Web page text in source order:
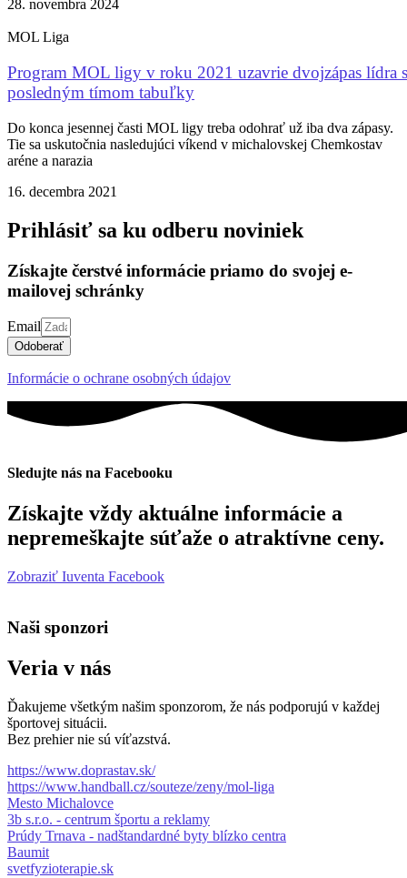
28. novembra 2024
MOL Liga
Program MOL ligy v roku 2021 uzavrie dvojzápas lídra s
posledným tímom tabuľky
Do konca jesennej časti MOL ligy treba odohrať už iba dva zápasy.
Tie sa uskutočnia nasledujúci víkend v michalovskej Chemkostav
aréne a narazia
16. decembra 2021
Prihlásiť sa ku odberu noviniek
Získajte čerstvé informácie priamo do svojej e-
mailovej schránky
Email
Odoberať
Informácie o ochrane osobných údajov
Sledujte nás na Facebooku
Získajte vždy aktuálne informácie a
nepremeškajte súťaže o atraktívne ceny.
Zobraziť Iuventa Facebook
Naši sponzori
Veria v nás
Ďakujeme všetkým našim sponzorom, že nás podporujú v každej
športovej situácii.
Bez prehier nie sú víťazstvá.
https://www.doprastav.sk/
https://www.handball.cz/souteze/zeny/mol-liga
Mesto Michalovce
3b s.r.o. - centrum športu a reklamy
Prúdy Trnava - nadštandardné byty blízko centra
Baumit
svetfyzioterapie.sk